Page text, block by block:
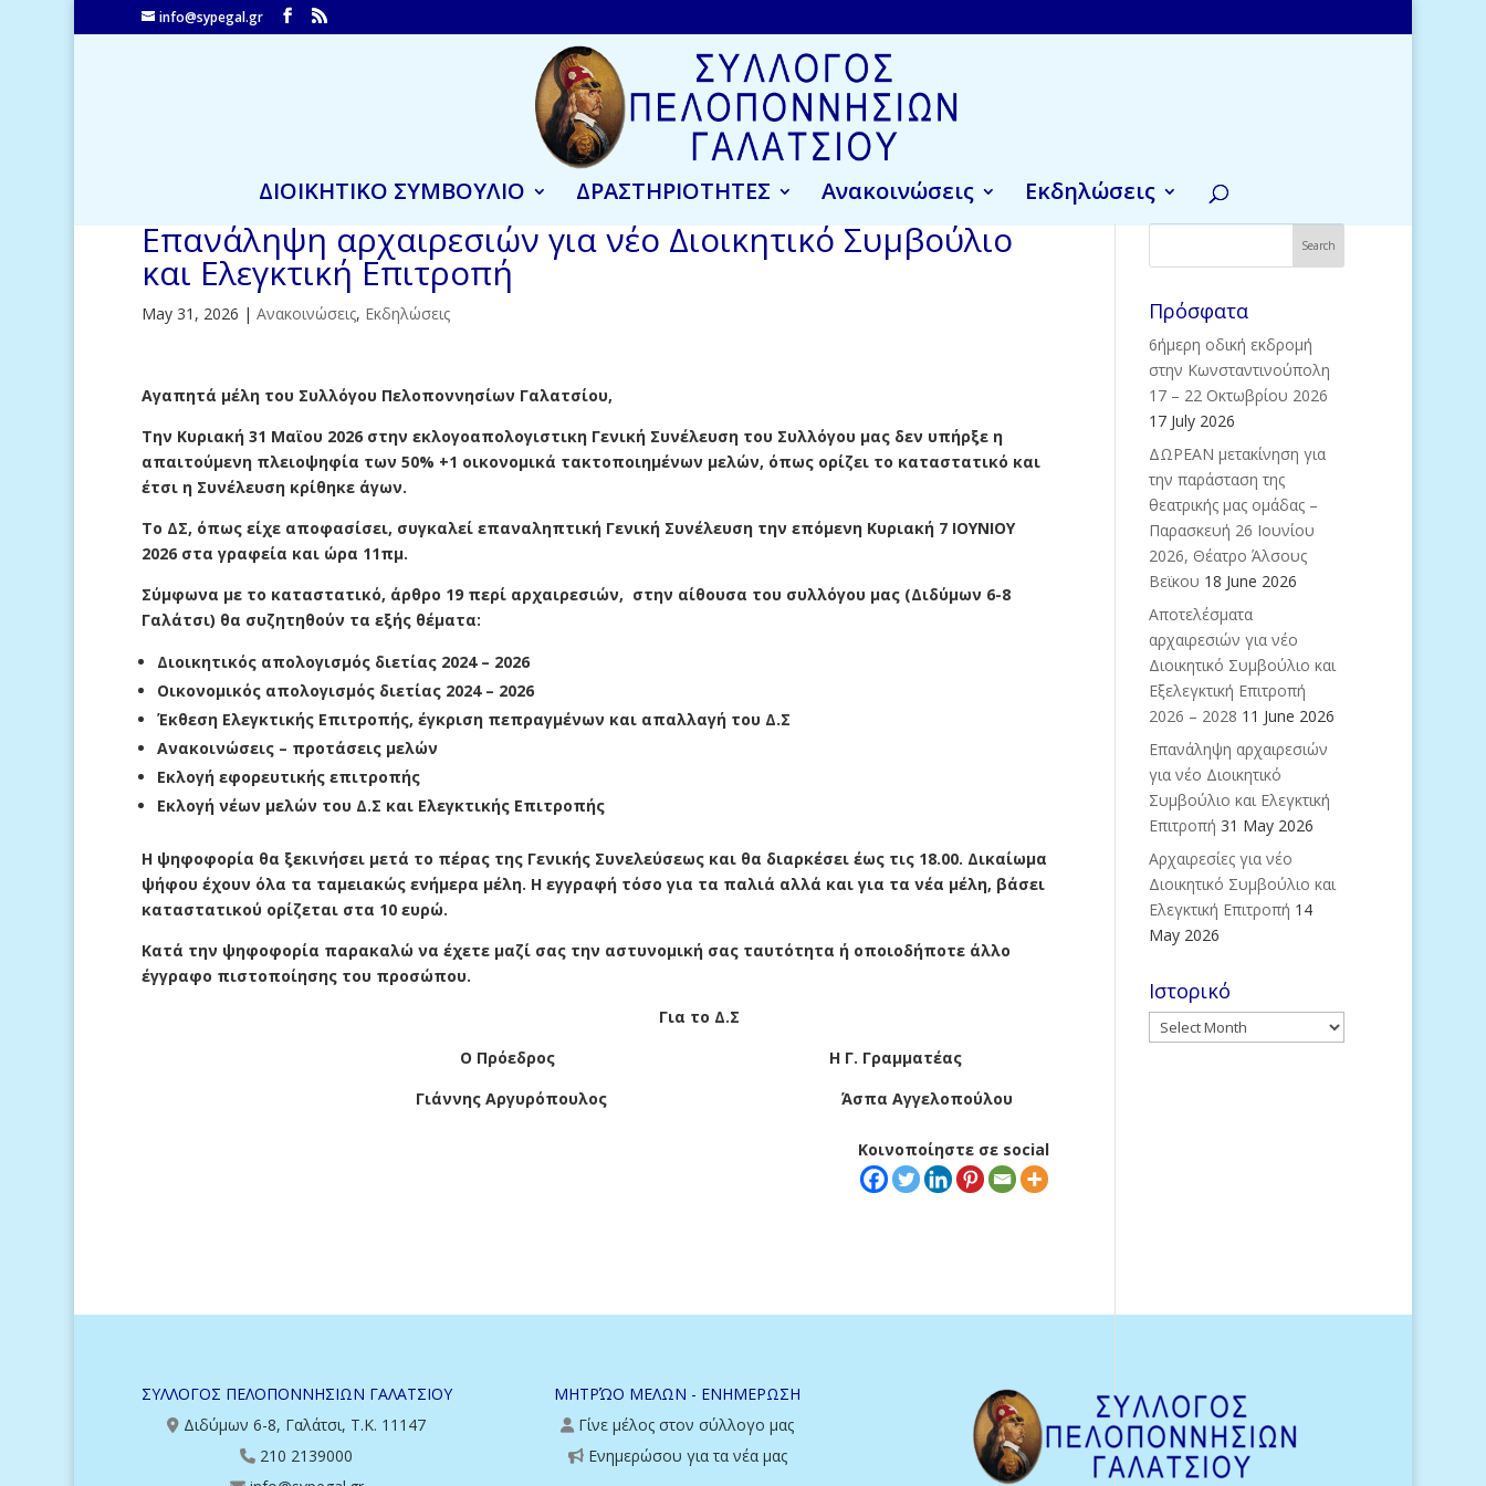
info@sypegal.gr
ΔΙΟΙΚΗΤΙΚΟ ΣΥΜΒΟΥΛΙΟ ΔΡΑΣΤΗΡΙΟΤΗΤΕΣ Ανακοινώσεις Εκδηλώσεις
Eπανάληψη αρχαιρεσιών για νέο Διοικητικό Συμβούλιο
και Ελεγκτική Επιτροπή
May 31, 2026 | Ανακοινώσεις, Εκδηλώσεις
Αγαπητά μέλη του Συλλόγου Πελοποννησίων Γαλατσίου,
Την Κυριακή 31 Μαϊου 2026 στην εκλογοαπολογιστικη Γενική Συνέλευση του Συλλόγου μας δεν υπήρξε η
απαιτούμενη πλειοψηφία των 50% +1 οικονομικά τακτοποιημένων μελών, όπως ορίζει το καταστατικό και
έτσι η Συνέλευση κρίθηκε άγων.
Το ΔΣ, όπως είχε αποφασίσει, συγκαλεί επαναληπτική Γενική Συνέλευση την επόμενη Κυριακή 7 ΙΟΥΝΙΟΥ
2026 στα γραφεία και ώρα 11πμ.
Σύμφωνα με το καταστατικό, άρθρο 19 περί αρχαιρεσιών, στην αίθουσα του συλλόγου μας (Διδύμων 6-8
Γαλάτσι) θα συζητηθούν τα εξής θέματα:
Διοικητικός απολογισμός διετίας 2024 – 2026
Οικονομικός απολογισμός διετίας 2024 – 2026
Έκθεση Ελεγκτικής Επιτροπής, έγκριση πεπραγμένων και απαλλαγή του Δ.Σ
Ανακοινώσεις – προτάσεις μελών
Εκλογή εφορευτικής επιτροπής
Εκλογή νέων μελών του Δ.Σ και Ελεγκτικής Επιτροπής
Η ψηφοφορία θα ξεκινήσει μετά το πέρας της Γενικής Συνελεύσεως και θα διαρκέσει έως τις 18.00. Δικαίωμα
ψήφου έχουν όλα τα ταμειακώς ενήμερα μέλη. Η εγγραφή τόσο για τα παλιά αλλά και για τα νέα μέλη, βάσει
καταστατικού ορίζεται στα 10 ευρώ.
Κατά την ψηφοφορία παρακαλώ να έχετε μαζί σας την αστυνομική σας ταυτότητα ή οποιοδήποτε άλλο
έγγραφο πιστοποίησης του προσώπου.
Για το Δ.Σ
Ο Πρόεδρος Η Γ. Γραμματέας
Γιάννης Αργυρόπουλος Άσπα Αγγελοπούλου
Κοινοποίηστε σε social
Πρόσφατα
6ήμερη οδική εκδρομή
στην Κωνσταντινούπολη
17 – 22 Οκτωβρίου 2026
17 July 2026
ΔΩΡΕΑΝ μετακίνηση για
την παράσταση της
θεατρικής μας ομάδας –
Παρασκευή 26 Ιουνίου
2026, Θέατρο Άλσους
Βεϊκου 18 June 2026
Aποτελέσματα
αρχαιρεσιών για νέο
Διοικητικό Συμβούλιο και
Εξελεγκτική Επιτροπή
2026 – 2028 11 June 2026
Eπανάληψη αρχαιρεσιών
για νέο Διοικητικό
Συμβούλιο και Ελεγκτική
Επιτροπή 31 May 2026
Αρχαιρεσίες για νέο
Διοικητικό Συμβούλιο και
Ελεγκτική Επιτροπή 14
May 2026
Ιστορικό
Ιστορικό
ΣΥΛΛΟΓΟΣ ΠΕΛΟΠΟΝΝΗΣΙΩΝ ΓΑΛΑΤΣΙΟΥ
Διδύμων 6-8, Γαλάτσι, Τ.Κ. 11147
210 2139000
ΜΗΤΡΏΟ ΜΕΛΩΝ - ΕΝΗΜΕΡΩΣΗ
Γίνε μέλος στον σύλλογο μας
Ενημερώσου για τα νέα μας